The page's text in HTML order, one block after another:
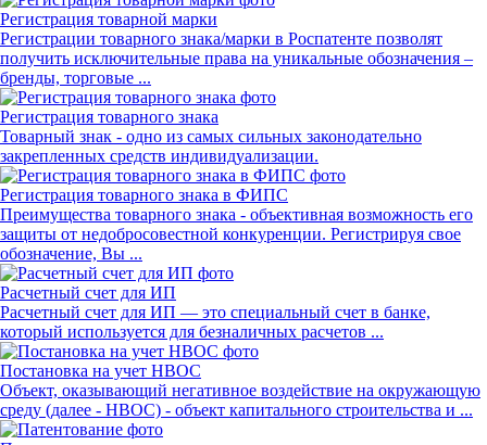
Регистрация товарной марки
Регистрации товарного знака/марки в Роспатенте позволят
получить исключительные права на уникальные обозначения –
бренды, торговые ...
Регистрация товарного знака
Товарный знак - одно из самых сильных законодательно
закрепленных средств индивидуализации.
Регистрация товарного знака в ФИПС
Преимущества товарного знака - объективная возможность его
защиты от недобросовестной конкуренции. Регистрируя свое
обозначение, Вы ...
Расчетный счет для ИП
Расчетный счет для ИП — это специальный счет в банке,
который используется для безналичных расчетов ...
Постановка на учет НВОС
Объект, оказывающий негативное воздействие на окружающую
среду (далее - НВОС) - объект капитального строительства и ...